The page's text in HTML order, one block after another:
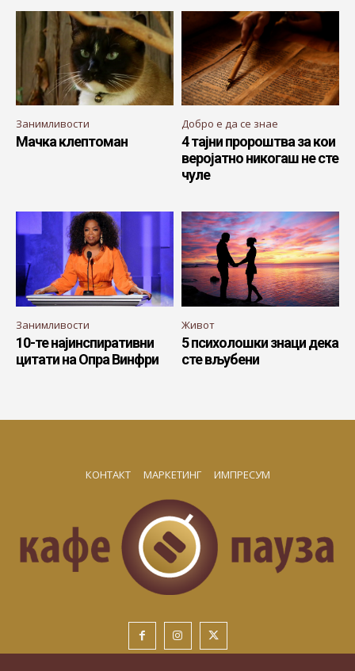
Занимливости
Мачка клептоман
Добро е да се знае
4 тајни пророштва за кои
веројатно никогаш не сте
чуле
Занимливости
10-те најинспиративни
цитати на Опра Винфри
Живот
5 психолошки знаци дека
сте вљубени
КОНТАКТ МАРКЕТИНГ ИМПРЕСУМ